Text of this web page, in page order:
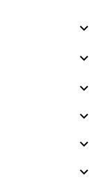





